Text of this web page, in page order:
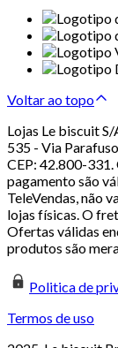
Voltar ao topo
Lojas Le biscuit
535 - Via
CEP: 42.800-331.
pagamento são
TeleVendas, não
lojas físicas. O
Ofertas válidas
produtos são
Politica de
Termos de uso